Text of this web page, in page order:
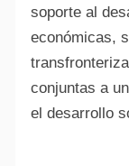
soporte al
económicas,
conjuntas a
el desarrollo